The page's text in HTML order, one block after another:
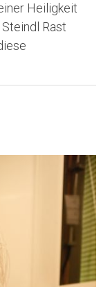
Heiligkeit
Rast